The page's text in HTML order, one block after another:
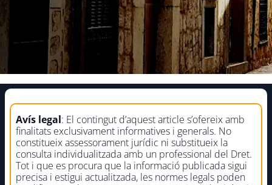
Avís legal: El contingut d’aquest article s’ofereix amb
finalitats exclusivament informatives i generals. No
constitueix assessorament jurídic ni substitueix la
consulta individualitzada amb un professional del Dret.
Tot i que es procura que la informació publicada sigui
precisa i estigui actualitzada, les normes legals poden